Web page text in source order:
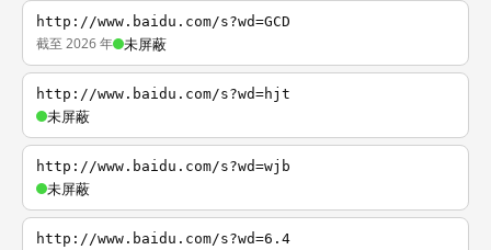
http://www.baidu.com/s?wd=GCD
截至 2026 年 未屏蔽
http://www.baidu.com/s?wd=hjt
未屏蔽
http://www.baidu.com/s?wd=wjb
未屏蔽
http://www.baidu.com/s?wd=6.4